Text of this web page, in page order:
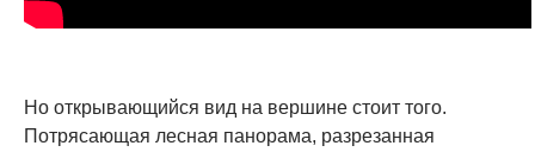
Но открывающийся вид на вершине стоит того.
Потрясающая лесная панорама, разрезанная